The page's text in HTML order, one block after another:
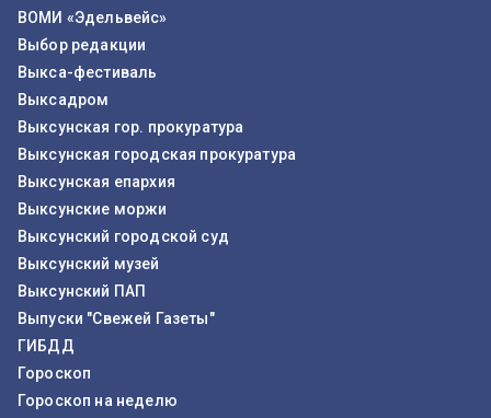
ВОМИ «Эдельвейс»
Выбор редакции
Выкса-фестиваль
Выксадром
Выксунская гор. прокуратура
Выксунская городская прокуратура
Выксунская епархия
Выксунские моржи
Выксунский городской суд
Выксунский музей
Выксунский ПАП
Выпуски "Свежей Газеты"
ГИБДД
Гороскоп
Гороскоп на неделю